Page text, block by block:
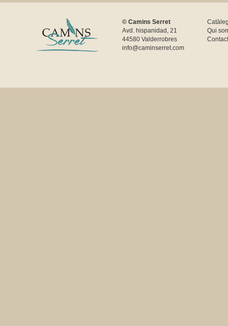
© Camins Serret
Avd. hispanidad, 21
44580 Valderrobres
info@caminserret.com
Qui